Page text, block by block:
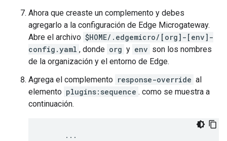
Ahora que creaste un complemento y debes
agregarlo a la configuración de Edge Microgateway.
Abre el archivo $HOME/.edgemicro/[org]-[env]-
config.yaml , donde org y env son los nombres
de la organización y el entorno de Edge.
Agrega el complemento response-override al
elemento plugins:sequence . como se muestra a
continuación.
      ...